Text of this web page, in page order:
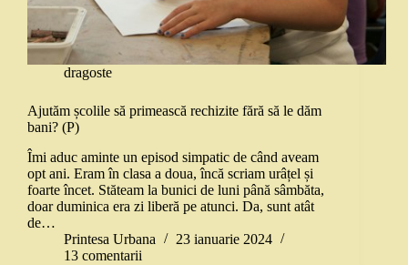
dragoste
Ajutăm școlile să primească rechizite fără să le dăm
bani? (P)
Îmi aduc aminte un episod simpatic de când aveam
opt ani. Eram în clasa a doua, încă scriam urâțel și
foarte încet. Stăteam la bunici de luni până sâmbăta,
doar duminica era zi liberă pe atunci. Da, sunt atât
de…
Printesa Urbana
23 ianuarie 2024
13 comentarii